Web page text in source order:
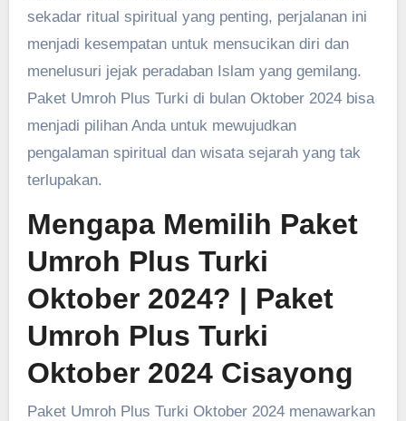
sekadar ritual spiritual yang penting, perjalanan ini
menjadi kesempatan untuk mensucikan diri dan
menelusuri jejak peradaban Islam yang gemilang.
Paket Umroh Plus Turki di bulan Oktober 2024 bisa
menjadi pilihan Anda untuk mewujudkan
pengalaman spiritual dan wisata sejarah yang tak
terlupakan.
Mengapa Memilih Paket
Umroh Plus Turki
Oktober 2024? | Paket
Umroh Plus Turki
Oktober 2024 Cisayong
Paket Umroh Plus Turki Oktober 2024 menawarkan